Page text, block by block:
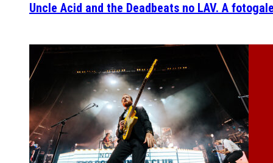
Uncle Acid and the Deadbeats no LAV. A